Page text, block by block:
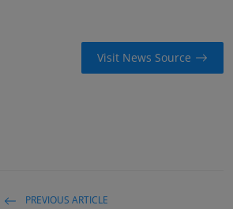
Visit News Source
PREVIOUS ARTICLE